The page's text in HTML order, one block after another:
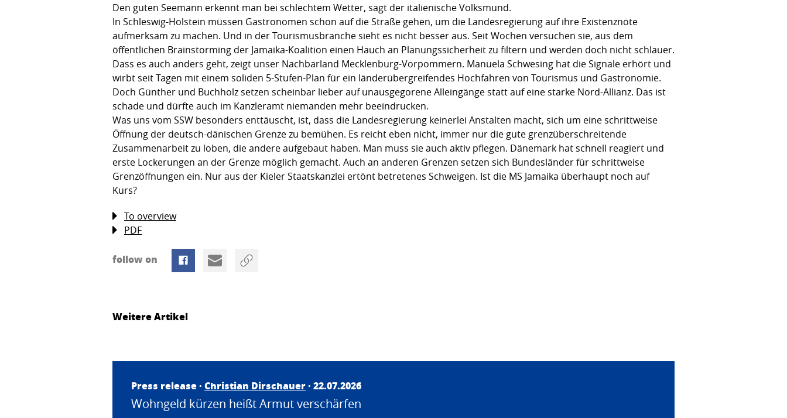
Den guten Seemann erkennt man bei schlechtem Wetter, sagt der italienische Volksmund.
In Schleswig-Holstein müssen Gastronomen schon auf die Straße gehen, um die Landesregierung auf ihre Existenznöte
aufmerksam zu machen. Und in der Tourismusbranche sieht es nicht besser aus. Seit Wochen versuchen sie, aus dem
öffentlichen Brainstorming der Jamaika-Koalition einen Hauch an Planungssicherheit zu filtern und werden doch nicht schlauer.
Dass es auch anders geht, zeigt unser Nachbarland Mecklenburg-Vorpommern. Manuela Schwesing hat die Signale erhört und
wirbt seit Tagen mit einem soliden 5-Stufen-Plan für ein länderübergreifendes Hochfahren von Tourismus und Gastronomie.
Doch Günther und Buchholz setzen scheinbar lieber auf unausgegorene Alleingänge statt auf eine starke Nord-Allianz. Das ist
schade und dürfte auch im Kanzleramt niemanden mehr beeindrucken.
Was uns vom SSW besonders enttäuscht, ist, dass die Landesregierung keinerlei Anstalten macht, sich um eine schrittweise
Öffnung der deutsch-dänischen Grenze zu bemühen. Es reicht eben nicht, immer nur die gute grenzüberschreitende
Zusammenarbeit zu loben, die andere aufgebaut haben. Man muss sie auch aktiv pflegen. Dänemark hat schnell reagiert und
erste Lockerungen an der Grenze möglich gemacht. Auch an anderen Grenzen setzen sich Bundesländer für schrittweise
Grenzöffnungen ein. Nur aus der Kieler Staatskanzlei ertönt betretenes Schweigen. Ist die MS Jamaika überhaupt noch auf
Kurs?
To overview
PDF
follow on
Weitere Artikel
Press release · Christian Dirschauer· 22.07.2026
Wohngeld kürzen heißt Armut verschärfen